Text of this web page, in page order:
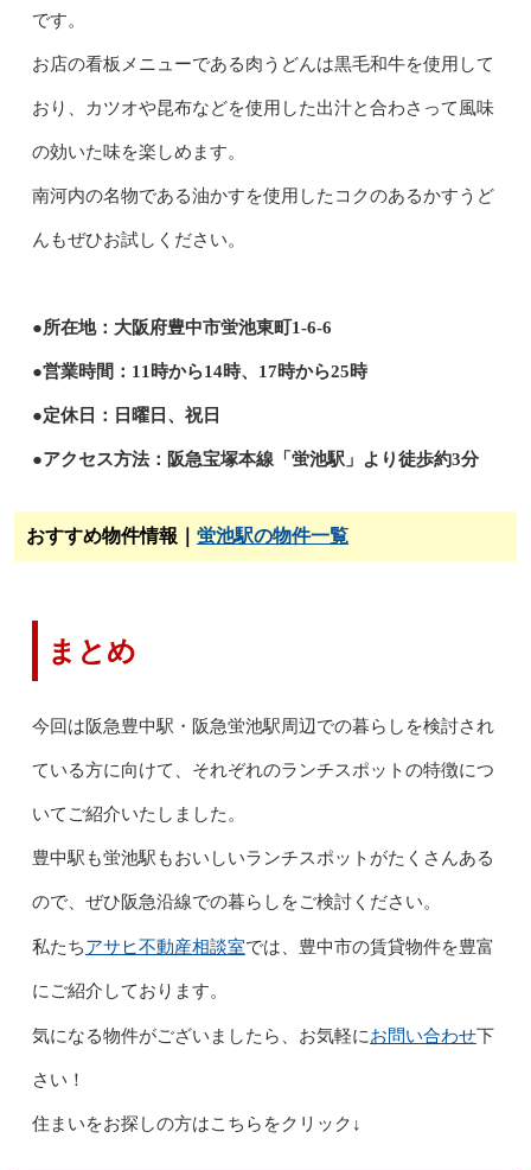
です。
お店の看板メニューである肉うどんは黒毛和牛を使用して
おり、カツオや昆布などを使用した出汁と合わさって風味
の効いた味を楽しめます。
南河内の名物である油かすを使用したコクのあるかすうど
んもぜひお試しください。
●所在地：大阪府豊中市蛍池東町1-6-6
●営業時間：11時から14時、17時から25時
●定休日：日曜日、祝日
●アクセス方法：阪急宝塚本線「蛍池駅」より徒歩約3分
おすすめ物件情報｜ 蛍池駅の物件一覧
まとめ
今回は阪急豊中駅・阪急蛍池駅周辺での暮らしを検討され
ている方に向けて、それぞれのランチスポットの特徴につ
いてご紹介いたしました。
豊中駅も蛍池駅もおいしいランチスポットがたくさんある
ので、ぜひ阪急沿線での暮らしをご検討ください。
私たちアサヒ不動産相談室では、豊中市の賃貸物件を豊富
にご紹介しております。
気になる物件がございましたら、お気軽にお問い合わせ下
さい！
住まいをお探しの方はこちらをクリック↓